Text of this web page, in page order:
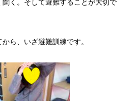
く。そして避難することが大切で
ら、いざ避難訓練です。